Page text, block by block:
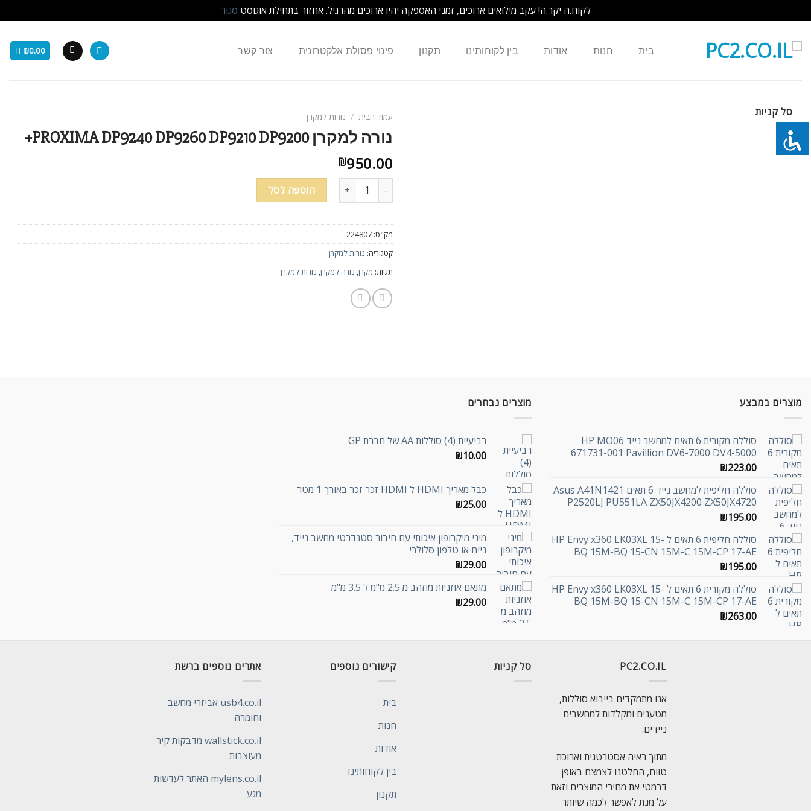
לקוח.ה יקר.ה! עקב מילואים ארוכים, זמני האספקה יהיו ארוכים מהרגיל. אחזור בתחילת אוגוסט סגור
content
בית חנות אודות בין לקוחותינו תקנון פינוי פסולת אלקטרונית צור קשר ₪0.00
סל קניות עמוד הבית / נורות למקרן
נורה למקרן PROXIMA DP9240 DP9260 DP9210 DP9200+
₪950.00
הוספה לסל
מק"ט: 224807
קטגוריה: נורות למקרן
תגיות: מקרן, נורה למקרן, נורות למקרן
מוצרים במבצע
סוללה מקורית 6 תאים למחשב נייד HP MO06
671731-001 Pavillion DV6-7000 DV4-5000
₪223.00
סוללה חליפית למחשב נייד 6 תאים Asus A41N1421
P2520LJ PU551LA ZX50JX4200 ZX50JX4720
₪195.00
סוללה חליפית 6 תאים ל HP Envy x360 LK03XL 15-
BQ 15M-BQ 15-CN 15M-C 15M-CP 17-AE
₪195.00
סוללה מקורית 6 תאים ל HP Envy x360 LK03XL 15-
BQ 15M-BQ 15-CN 15M-C 15M-CP 17-AE
₪263.00
מוצרים נבחרים
רביעיית (4) סוללות AA של חברת GP
₪10.00
כבל מאריך HDMI ל HDMI זכר זכר באורך 1 מטר
₪25.00
מיני מיקרופון איכותי עם חיבור סטנדרטי מחשב נייד,
נייח או טלפון סלולרי
₪29.00
מתאם אוזניות מוזהב מ 2.5 מ"מ ל 3.5 מ"מ
₪29.00
PC2.CO.IL
אנו מתמקדים בייבוא סוללות,
מטענים ומקלדות למחשבים
ניידים.
מתוך ראיה אסטרטגית וארוכת
טווח, החלטנו לצמצם באופן
דרמטי את מחירי המוצרים וזאת
על מנת לאפשר לכמה שיותר
סל קניות קישורים נוספים
בית
חנות
אודות
בין לקוחותינו
תקנון
אתרים נוספים ברשת
usb4.co.il אביזרי מחשב
וחומרה
wallstick.co.il מדבקות קיר
מעוצבות
mylens.co.il האתר לעדשות
מגע